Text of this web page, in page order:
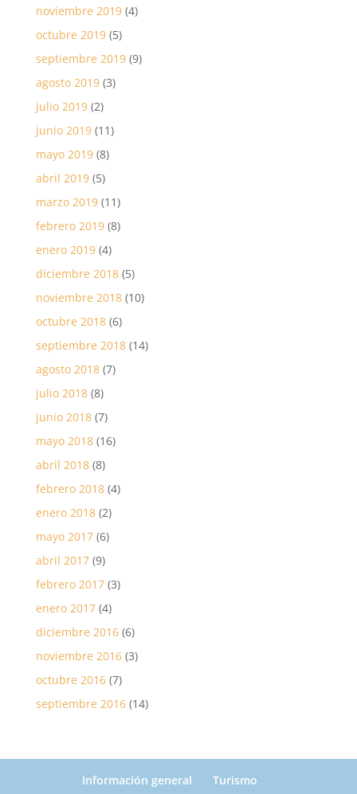
noviembre 2019(4)
octubre 2019(5)
septiembre 2019(9)
agosto 2019(3)
julio 2019(2)
junio 2019(11)
mayo 2019(8)
abril 2019(5)
marzo 2019(11)
febrero 2019(8)
enero 2019(4)
diciembre 2018(5)
noviembre 2018(10)
octubre 2018(6)
septiembre 2018(14)
agosto 2018(7)
julio 2018(8)
junio 2018(7)
mayo 2018(16)
abril 2018(8)
febrero 2018(4)
enero 2018(2)
mayo 2017(6)
abril 2017(9)
febrero 2017(3)
enero 2017(4)
diciembre 2016(6)
noviembre 2016(3)
octubre 2016(7)
septiembre 2016(14)
Información general
Turismo